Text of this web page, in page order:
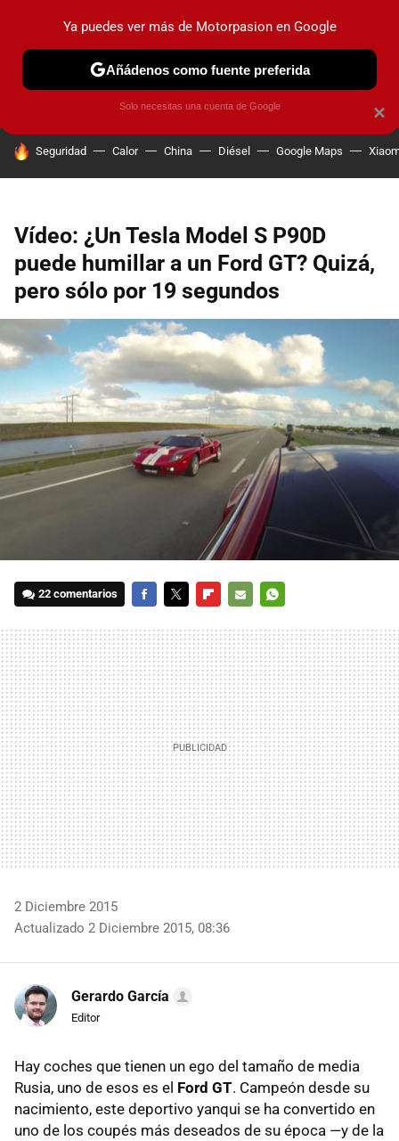
PRUEBAS COCHES ELÉCTRICOS OBSERVATORIO
HOY SE HABLA DE
Seguridad Calor China Diésel Google Maps
Vídeo: ¿Un Tesla Model S P90D
puede humillar a un Ford GT? Quizá,
pero sólo por 19 segundos
22 comentarios
MAIL
2 Diciembre 2015
Actualizado 2 Diciembre 2015, 08:36
Gerardo García
Editor
Hay coches que tienen un ego del tamaño de media
Rusia, uno de esos es el Ford GT. Campeón desde su
nacimiento, este deportivo yanqui se ha convertido en
uno de los coupés más deseados de su época —y de la
×
Ya puedes ver más de Motorpasion en Google
Añádenos como fuente preferida
Solo necesitas una cuenta de Google